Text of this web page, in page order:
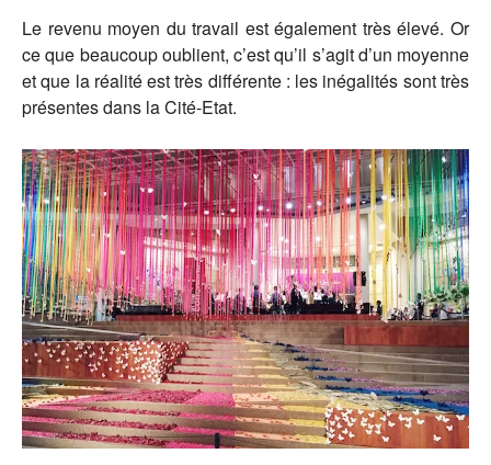
Le revenu moyen du travail est également très élevé. Or
ce que beaucoup oublient, c’est qu’il s’agit d’un moyenne
et que la réalité est très différente : les inégalités sont très
présentes dans la Cité-Etat.